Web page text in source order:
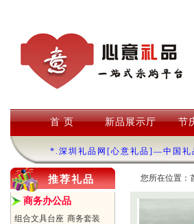
首 页 新品展示厅 节
*.深圳礼品网[心意礼品]—中国礼
推荐礼品
商务办公品
组合文具台座 商务套装
您所在位置：